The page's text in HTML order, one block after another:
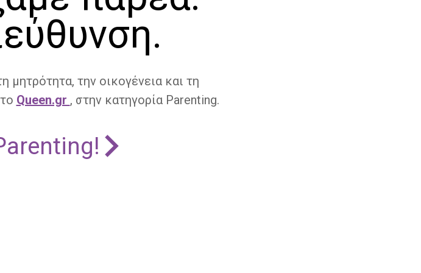
μητρότητα, την οικογένεια και τη
Queen.gr , στην κατηγορία Parenting.